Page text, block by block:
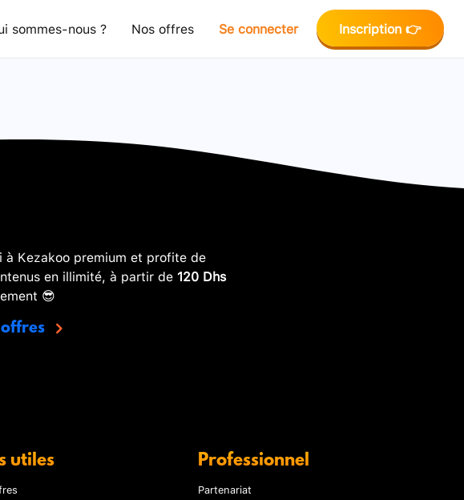
sommes-nous ? Nos offres Se connecter Inscription 👉
à Kezakoo premium et profite de
en illimité, à partir de 120 Dhs
😎
utiles Professionnel
Partenariat